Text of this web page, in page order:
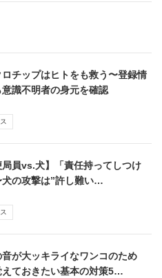
ロチップはヒトをも救う〜登録情
識不明者の身元を確認
局員vs.犬】「責任持ってしつけ
犬の攻撃は”許し難い…
が大ッキライなワンコのため
えておきたい基本の対策5…